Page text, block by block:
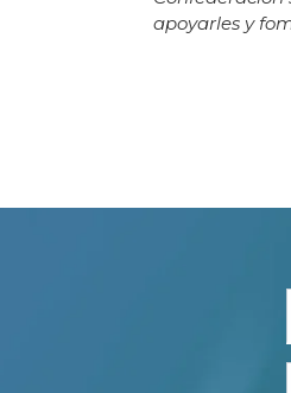
apoyarles y